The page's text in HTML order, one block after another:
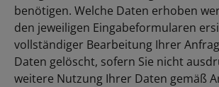
benötigen. Welche Daten erhoben
den jeweiligen Eingabeformularen
vollständiger Bearbeitung Ihrer
Daten gelöscht, sofern Sie nicht
weitere Nutzung Ihrer Daten gemäß